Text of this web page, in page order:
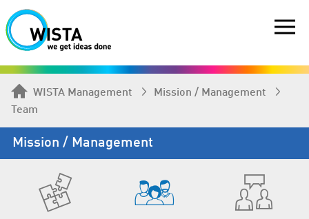
WISTA Management
Mission / Management
Team
Mission / Management